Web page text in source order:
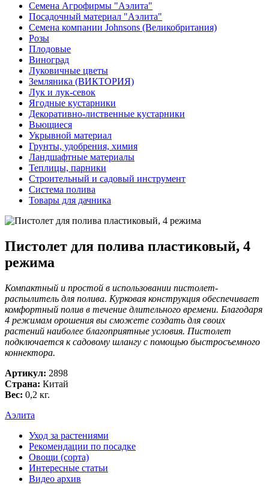
Семена Агрофирмы "Аэлита"
Посадочный материал "Аэлита"
Семена компании Johnsons (Великобритания)
Розы
Плодовые
Виноград
Луковичные цветы
Земляника (ВИКТОРИЯ)
Лук и лук-севок
Ягодные кустарники
Декоративно-лиственные кустарники
Вьющиеся
Укрывной материал
Грунты, удобрения, химия
Ландшафтные материалы
Теплицы, парники
Строительный и садовый инструмент
Система полива
Товары для дачника
Пистолет для полива пластиковый, 4
режима
Компактный и простой в использовании пистолет-
распылитель для полива. Курковая конструкция обеспечивает
комфортный полив в течение длительного времени. Благодаря
4 режимам орошения вы сможете создать для своих
растений наиболее благоприятные условия. Пистолет
подключается к садовому шлангу с помощью быстросъемного
коннектора.
Артикул: 2898
Страна: Китай
Вес: 0,2 кг.
Аэлита
Уход за растениями
Рекомендации по посадке
Овощи (сорта)
Интересные статьи
Видео архив